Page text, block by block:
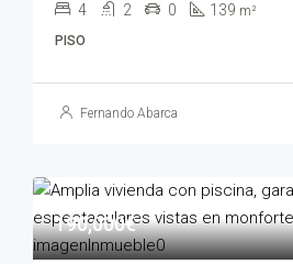
4 2 0 139 m²
PISO
Fernando Abarca
190,000€